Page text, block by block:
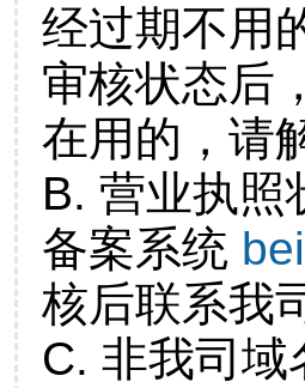
经过期不用
审核状态后
在用的，请
B. 营业执照
备案系统
核后联系我
C. 非我司